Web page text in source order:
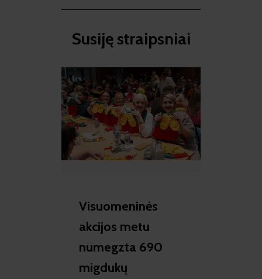
Susiję straipsniai​
Visuomeninės
akcijos metu
numegzta 690
migdukų